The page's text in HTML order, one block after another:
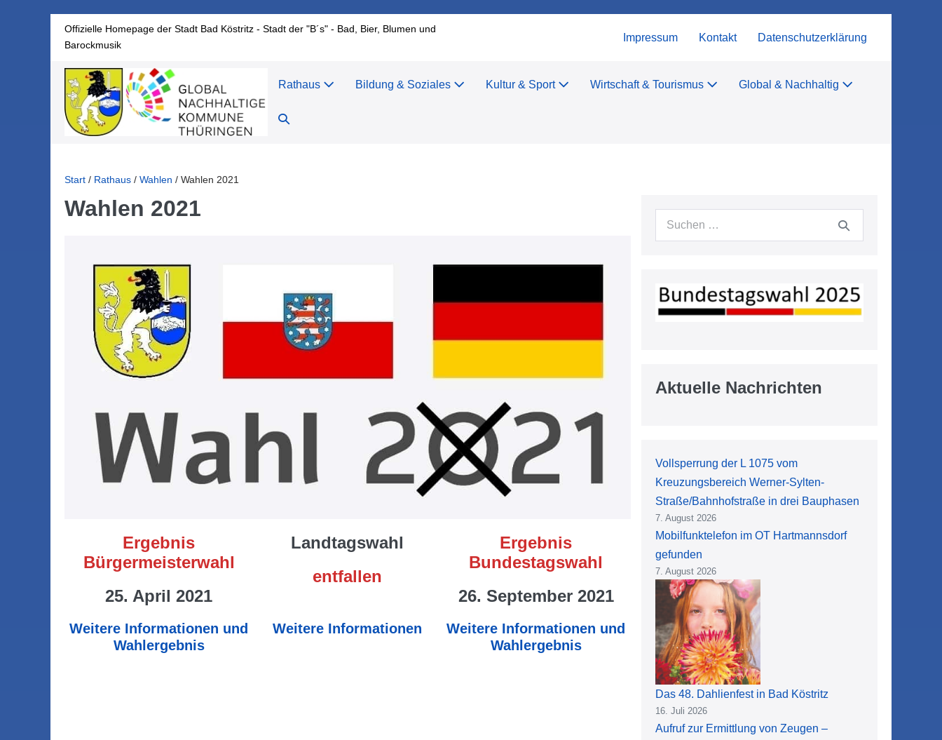
Offizielle Homepage der Stadt Bad Köstritz - Stadt der "B´s" - Bad, Bier, Blumen und
Barockmusik
Impressum Kontakt Datenschutzerklärung
Rathaus Bildung & Soziales Kultur & Sport Wirtschaft & Tourismus Global & Nachhaltig
Suche-
Start / Rathaus / Wahlen / Wahlen 2021
Wahlen 2021
Ergebnis
Bürgermeisterwahl
25. April 2021
Landtagswahl
entfallen
Ergebnis
Bundestagswahl
26. September 2021
Weitere Informationen und
Wahlergebnis
Weitere Informationen
Weitere Informationen und
Wahlergebnis
Suchen
Aktuelle Nachrichten
Vollsperrung der L 1075 vom
Kreuzungsbereich Werner-Sylten-
Straße/Bahnhofstraße in drei Bauphasen
7. August 2026
Mobilfunktelefon im OT Hartmannsdorf
gefunden
7. August 2026
Das 48. Dahlienfest in Bad Köstritz
16. Juli 2026
Aufruf zur Ermittlung von Zeugen –